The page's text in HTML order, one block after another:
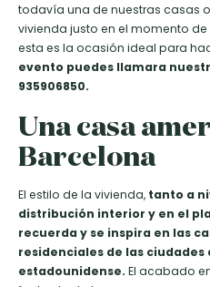
todavía una de nuestras casas
vivienda justo en el momento
esta es la ocasión ideal para
evento puedes llamara
935906850.
Una casa
Barcelona
El estilo de la vivienda, tanto a
distribución interior y en el
recuerda y se inspira en las
residenciales de las ciudades
estadounidense. El acabado